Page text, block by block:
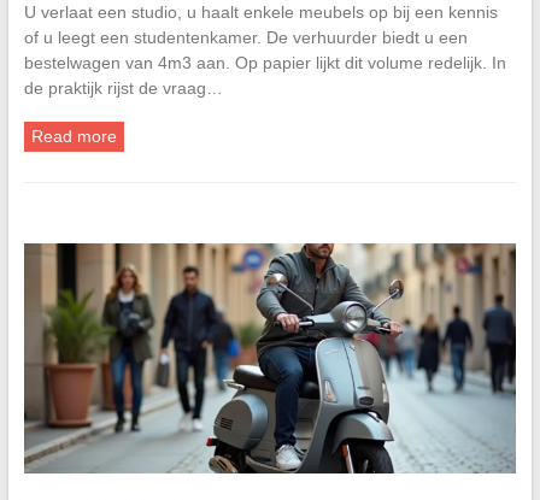
U verlaat een studio, u haalt enkele meubels op bij een kennis
of u leegt een studentenkamer. De verhuurder biedt u een
bestelwagen van 4m3 aan. Op papier lijkt dit volume redelijk. In
de praktijk rijst de vraag…
Read more